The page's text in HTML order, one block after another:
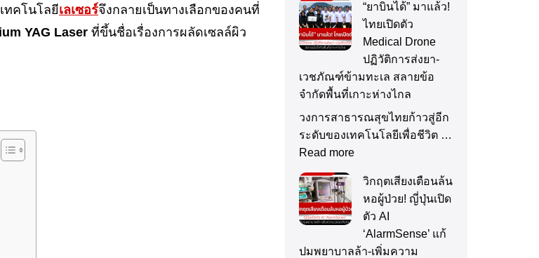
ทคโนโลยีเลเซอร์จึงกลายเป็นทางเลือกของคนที่
YAG Laser ที่ขึ้นชื่อเรื่องการผลัดเซลล์ผิว
“ยาบินได้” มาแล้ว!
ไทยเปิดตัว
Medical Drone
ปฏิวัติการส่งยา-
เวชภัณฑ์ข้ามทะเล สลายข้อ
จำกัดพื้นที่เกาะห่างไกล
วงการสาธารณสุขไทยก้าวสู่อีก
ระดับของเทคโนโลยีเพื่อชีวิต …
Read more
วิกฤตเสียงเตือนล้น
หอผู้ป่วย! ญี่ปุ่นเปิด
ตัว AI
‘AlarmSense’ แก้
ปมพยาบาลล้า-เพิ่มความ